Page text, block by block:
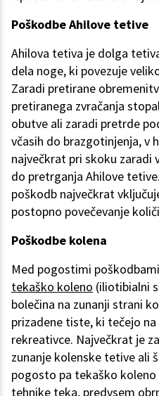
Poškodbe Ahilove tetive
Ahilova tetiva je dolga
dela noge, ki povezuje
Zaradi pretirane
pretiranega zvračanja
obutve ali zaradi pretrde
včasih do brazgotinjenja, v
največkrat pri skoku zaradi
do pretrganja Ahilove
poškodb največkrat
postopno povečevanje
Poškodbe kolena
Med pogostimi
tekaško koleno (iliotibialni
bolečina na zunanji strani
prizadene tiste, ki tečejo
rekreativce. Največkrat je
zunanje kolenske tetive ali
pogosto pa tekaško
tehnike teka, predvsem